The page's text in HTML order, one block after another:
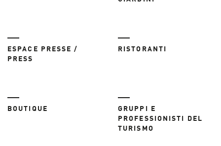
ESPACE PRESSE /
PRESS
RISTORANTI
BOUTIQUE
GRUPPI E
PROFESSIONISTI DEL
TURISMO